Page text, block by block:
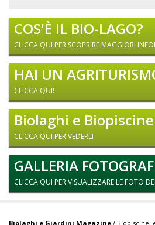
COS'È IL BIO-LAGO?
CLICCA QUI PER SCOPRIRE MAGGIORI
HAI UN
CLICCA QUI!
Biolaghi e
CLICCA QUI PER VEDERLI
GALLERIA
CLICCA QUI PER VISUALIZZARE LE FOTO
Biolaghi e Giardini Magazine / Biopiscine,